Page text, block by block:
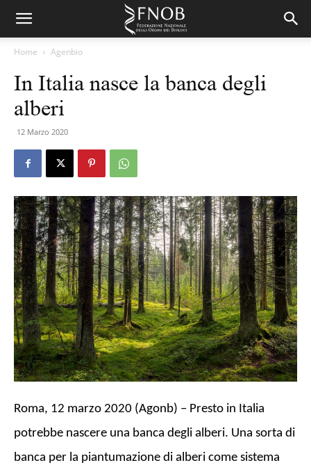
Home Agenbio
In Italia nasce la banca degli
alberi
12 Marzo 2020
Roma, 12 marzo 2020 (Agonb) – Presto in Italia
potrebbe nascere una banca degli alberi. Una sorta di
banca per la piantumazione di alberi come sistema